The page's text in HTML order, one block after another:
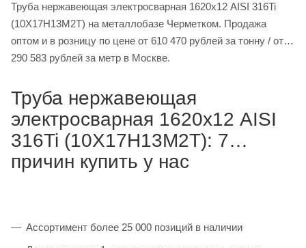
Труба нержавеющая электросварная 1620х12 AISI 316Ti
(10Х17Н13М2Т) на металлобазе Черметком. Продажа
оптом и в розницу по цене от 610 470 рублей за тонну / от
290 583 рублей за метр в Москве.
Труба нержавеющая
электросварная 1620х12 AISI
316Ti (10Х17Н13М2Т): 7
причин купить у нас
Ассортимент более 25 000 позиций в наличии